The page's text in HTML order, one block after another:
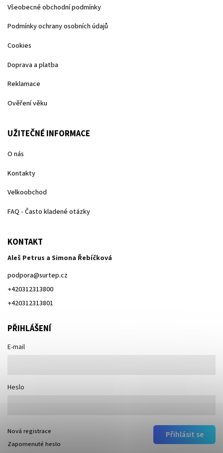
Všeobecné obchodní podmínky
Podmínky ochrany osobních údajů
Cookies
Doprava a platba
Reklamace
Ověření věku
UŽITEČNÉ INFORMACE
O nás
Kontakty
Velkoobchod
FAQ - Často kladené otázky
KONTAKT
Aleš Petrus a Simona Řebíčková
podpora@surtep.cz
+420312313800
+420312313801
PŘIHLÁŠENÍ
E-mail
Heslo
Přihlásit se
Nová registrace
Zapomenuté heslo